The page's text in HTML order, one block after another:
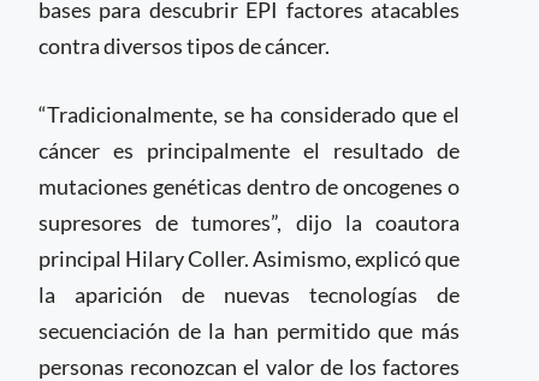
bases para descubrir EPI factores atacables
contra diversos tipos de cáncer.
“Tradicionalmente, se ha considerado que el
cáncer es principalmente el resultado de
mutaciones genéticas dentro de oncogenes o
supresores de tumores”, dijo la coautora
principal Hilary Coller. Asimismo, explicó que
la aparición de nuevas tecnologías de
secuenciación de la han permitido que más
personas reconozcan el valor de los factores